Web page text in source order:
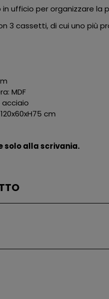
in ufficio per organizzare la
3 cassetti, di cui uno più
MDF
cm
solo alla scrivania.